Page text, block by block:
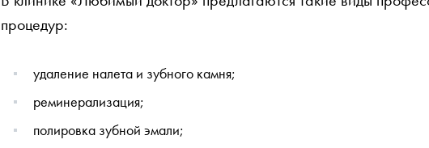
процедур:
удаление налета и зубного камня;
реминерализация;
полировка зубной эмали;